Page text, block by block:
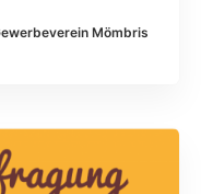
Mömbris